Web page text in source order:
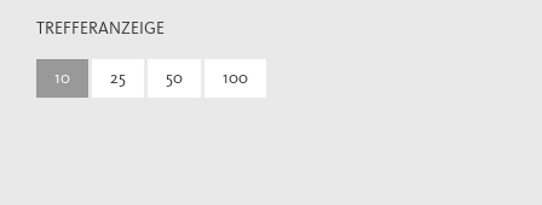
TREFFERANZEIGE
10 25 50 100